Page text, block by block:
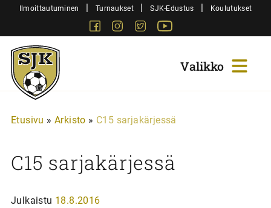
SiirryIlmoittautuminen | Turnaukset | SJK-Edustus | Koulutukset
FacebookInstagram
Twitter
Sjk-
Juniorit
Etusivu » Arkisto » C15 sarjakärjessä
C15 sarjakärjessä
Julkaistu 18.8.2016